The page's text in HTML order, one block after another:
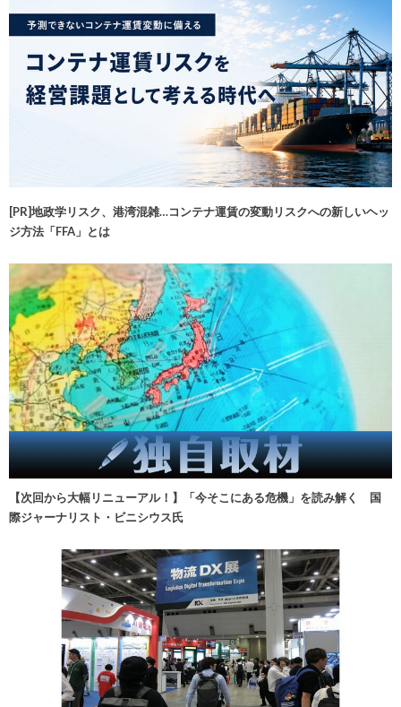
[PR]地政学リスク、港湾混雑…コンテナ運賃の変動リスクへの新しいヘッ
ジ方法「FFA」とは
【次回から大幅リニューアル！】「今そこにある危機」を読み解く 国
際ジャーナリスト・ビニシウス氏